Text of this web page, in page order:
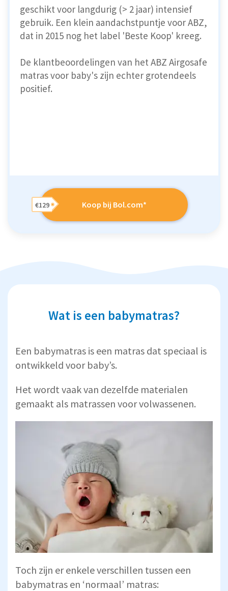
geschikt voor langdurig (> 2 jaar) intensief
gebruik. Een klein aandachstpuntje voor ABZ,
dat in 2015 nog het label 'Beste Koop' kreeg.
De klantbeoordelingen van het ABZ Airgosafe
matras voor baby's zijn echter grotendeels
positief.
Koop bij Bol.com*
€129
Wat is een babymatras?
Een babymatras is een matras dat speciaal is
ontwikkeld voor baby’s.
Het wordt vaak van dezelfde materialen
gemaakt als matrassen voor volwassenen.
Toch zijn er enkele verschillen tussen een
babymatras en ‘normaal’ matras: